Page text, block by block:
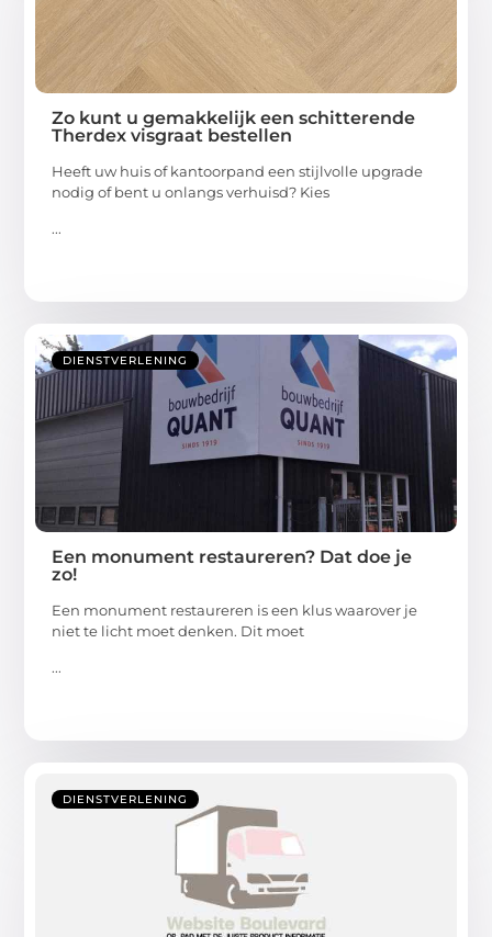
Zo kunt u gemakkelijk een schitterende
Therdex visgraat bestellen
Heeft uw huis of kantoorpand een stijlvolle upgrade
nodig of bent u onlangs verhuisd? Kies
...
DIENSTVERLENING
Een monument restaureren? Dat doe je
zo!
Een monument restaureren is een klus waarover je
niet te licht moet denken. Dit moet
...
DIENSTVERLENING